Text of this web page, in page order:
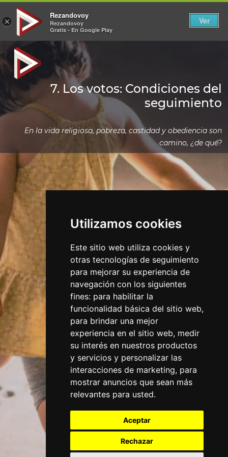
Utilizamos cookies
Este sitio web utiliza cookies y
otras tecnologías de seguimiento
para mejorar su experiencia de
navegación con los siguientes
fines: para habilitar la
funcionalidad básica del sitio web,
para brindar una mejor
experiencia en el sitio web, medir
su interés en nuestros productos
y servicios y personalizar las
interacciones de marketing, para
mostrar anuncios que sean más
relevantes para usted.
Aceptar
Rechazar
×
Rezandovoy
Rezandovoy
Gratis - En Google Play
Ver
7. Los votos: Condiciones del
seguimiento
En la vida religiosa, pobreza, castidad y obediencia son
camino, ¿de qué?